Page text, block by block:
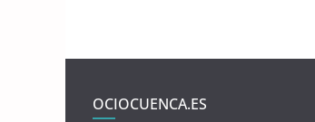
OCIOCUENCA.ES